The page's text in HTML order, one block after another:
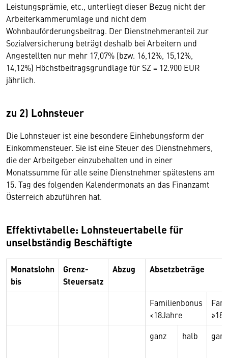
Leistungsprämie, etc., unterliegt dieser Bezug nicht der
Arbeiterkammerumlage und nicht dem
Wohnbauförderungsbeitrag. Der Dienstnehmeranteil zur
Sozialversicherung beträgt deshalb bei Arbeitern und
Angestellten nur mehr 17,07% (bzw. 16,12%, 15,12%,
14,12%) Höchstbeitragsgrundlage für SZ = 12.900 EUR
jährlich.
zu 2) Lohnsteuer
Die Lohnsteuer ist eine besondere Einhebungsform der
Einkommensteuer. Sie ist eine Steuer des Dienstnehmers,
die der Arbeitgeber einzubehalten und in einer
Monatssumme für alle seine Dienstnehmer spätestens am
15. Tag des folgenden Kalendermonats an das Finanzamt
Österreich abzuführen hat.
Effektivtabelle: Lohnsteuertabelle für
unselbständig Beschäftigte
Monatslohn
bis
Grenz-
Steuersatz
Abzug Absetzbeträge
Familienbonus
<18Jahre
≥18
ganz
halb ganz